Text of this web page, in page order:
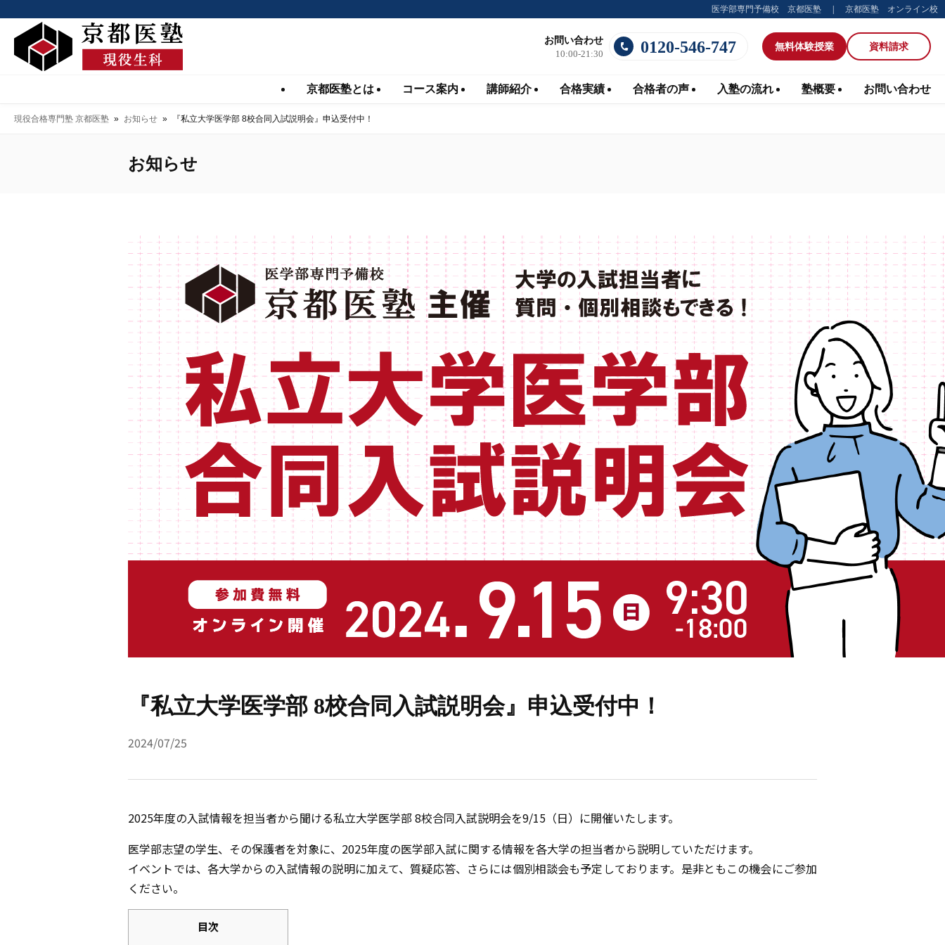
医学部専門予備校 京都医塾 京都医塾 オンライン校
お問い合わせ
10:00-21:30
0120-546-747 無料体験授業 資料請求
京都医塾とは コース案内 講師紹介 合格実績 合格者の声 入塾の流れ 塾概要 お問い合わせ
現役合格専門塾 京都医塾 » お知らせ » 『私立大学医学部 8校合同入試説明会』申込受付中！
お知らせ
『私立大学医学部 8校合同入試説明会』申込受付中！
2024/07/25
2025年度の入試情報を担当者から聞ける私立大学医学部 8校合同入試説明会を9/15（日）に開催いたします。
医学部志望の学生、その保護者を対象に、2025年度の医学部入試に関する情報を各大学の担当者から説明していただけます。
イベントでは、各大学からの入試情報の説明に加えて、質疑応答、さらには個別相談会も予定しております。是非ともこの機会にご参加
ください。
目次